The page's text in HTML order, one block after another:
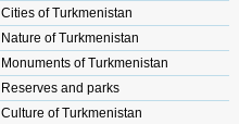
Cities of Turkmenistan
Nature of Turkmenistan
Monuments of Turkmenistan
Reserves and parks
Culture of Turkmenistan